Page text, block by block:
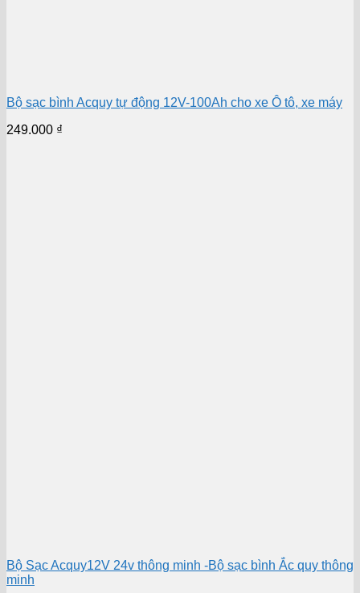
Bộ sạc bình Acquy tự động 12V-100Ah cho xe Ô tô, xe máy
249.000 ₫
Bộ Sạc Acquy12V 24v thông minh -Bộ sạc bình Ắc quy thông
minh